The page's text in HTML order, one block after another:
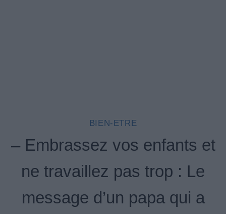
BIEN-ETRE
– Embrassez vos enfants et
ne travaillez pas trop : Le
message d’un papa qui a